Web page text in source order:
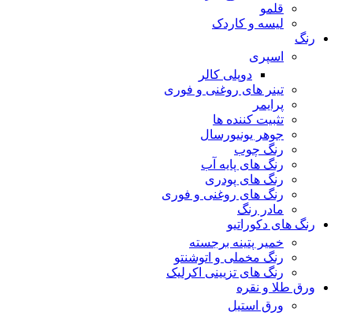
قلمو
لیسه و کاردک
رنگ
اسپری
دوپلی کالر
تینر های روغنی و فوری
پرایمر
تثبیت کننده ها
جوهر یونیورسال
رنگ چوب
رنگ‌ های پایه آب
رنگ های پودری
رنگ‌ های روغنی و فوری
مادر رنگ
رنگ های دکوراتیو
خمیر پتینه برجسته
رنگ مخملی و اتوشنتو
رنگ های تزیینی اکرلیک
ورق طلا و نقره
ورق استیل